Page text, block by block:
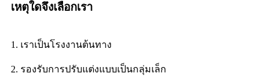
เหตุใดจึงเลือกเรา
1. เราเป็นโรงงานต้นทาง
2. รองรับการปรับแต่งแบบเป็นกลุ่มเล็ก